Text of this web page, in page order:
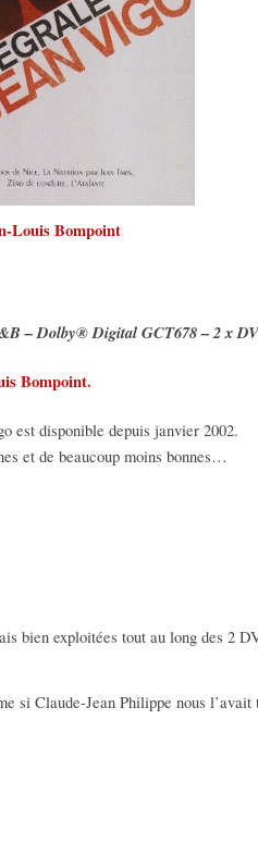
Louis Bompoint
– Dolby® DigitalGCT678 – 2 x
Bompoint.
est disponible depuis janvier 2002.
et de beaucoup moins bonnes…
bien exploitées tout au long des 2
si Claude-Jean Philippe nous l’avait